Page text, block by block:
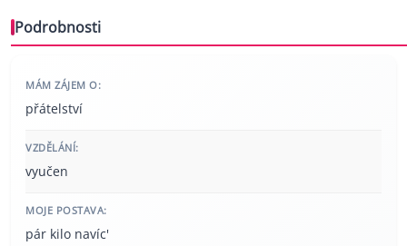
Podrobnosti
MÁM ZÁJEM O:
přátelství
VZDĚLÁNÍ:
vyučen
MOJE POSTAVA:
pár kilo navíc'